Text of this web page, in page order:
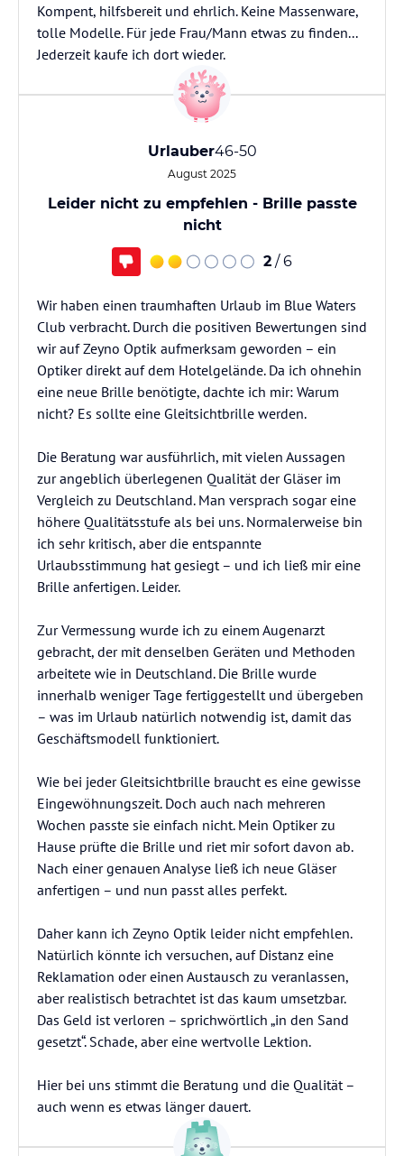
Kompent, hilfsbereit und ehrlich. Keine Massenware,
tolle Modelle. Für jede Frau/Mann etwas zu finden...
Jederzeit kaufe ich dort wieder.
Urlauber46-50
August 2025
Leider nicht zu empfehlen - Brille passte
nicht
2 / 6
Wir haben einen traumhaften Urlaub im Blue Waters
Club verbracht. Durch die positiven Bewertungen sind
wir auf Zeyno Optik aufmerksam geworden – ein
Optiker direkt auf dem Hotelgelände. Da ich ohnehin
eine neue Brille benötigte, dachte ich mir: Warum
nicht? Es sollte eine Gleitsichtbrille werden.
Die Beratung war ausführlich, mit vielen Aussagen
zur angeblich überlegenen Qualität der Gläser im
Vergleich zu Deutschland. Man versprach sogar eine
höhere Qualitätsstufe als bei uns. Normalerweise bin
ich sehr kritisch, aber die entspannte
Urlaubsstimmung hat gesiegt – und ich ließ mir eine
Brille anfertigen. Leider.
Zur Vermessung wurde ich zu einem Augenarzt
gebracht, der mit denselben Geräten und Methoden
arbeitete wie in Deutschland. Die Brille wurde
innerhalb weniger Tage fertiggestellt und übergeben
– was im Urlaub natürlich notwendig ist, damit das
Geschäftsmodell funktioniert.
Wie bei jeder Gleitsichtbrille braucht es eine gewisse
Eingewöhnungszeit. Doch auch nach mehreren
Wochen passte sie einfach nicht. Mein Optiker zu
Hause prüfte die Brille und riet mir sofort davon ab.
Nach einer genauen Analyse ließ ich neue Gläser
anfertigen – und nun passt alles perfekt.
Daher kann ich Zeyno Optik leider nicht empfehlen.
Natürlich könnte ich versuchen, auf Distanz eine
Reklamation oder einen Austausch zu veranlassen,
aber realistisch betrachtet ist das kaum umsetzbar.
Das Geld ist verloren – sprichwörtlich „in den Sand
gesetzt“. Schade, aber eine wertvolle Lektion.
Hier bei uns stimmt die Beratung und die Qualität –
auch wenn es etwas länger dauert.